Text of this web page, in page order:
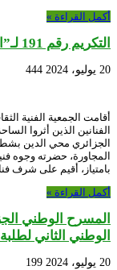
أكمل القراءة »
التكريم رقم 191 لـ”الألفية الثالثة” بالمسرح الوطني الجزائري
20 يوليو، 2024 444
أقامت الجمعية الفنية
الفنانين الذين أثروا
الجزائري محي الدين
المجاورة، حضرته وجوه
بامتياز، أقيم على شرف
أكمل القراءة »
المسرح الوطني
الوطني الثاني
20 يوليو، 2024 199